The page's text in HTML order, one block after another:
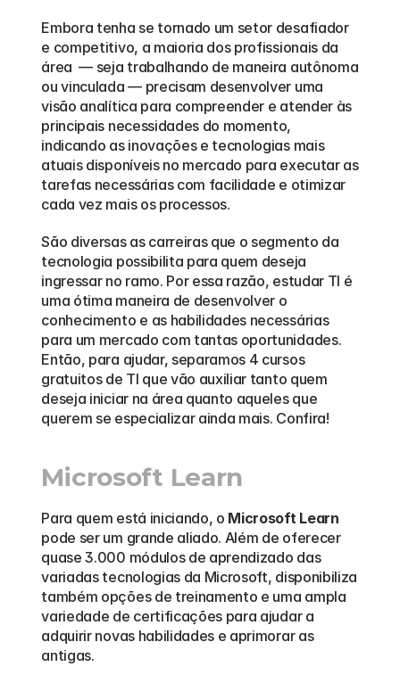
Embora tenha se tornado um setor desafiador
e competitivo, a maioria dos profissionais da
área  — seja trabalhando de maneira autônoma
ou vinculada — precisam desenvolver uma
visão analítica para compreender e atender às
principais necessidades do momento,
indicando as inovações e tecnologias mais
atuais disponíveis no mercado para executar as
tarefas necessárias com facilidade e otimizar
cada vez mais os processos.
São diversas as carreiras que o segmento da
tecnologia possibilita para quem deseja
ingressar no ramo. Por essa razão, estudar TI é
uma ótima maneira de desenvolver o
conhecimento e as habilidades necessárias
para um mercado com tantas oportunidades.
Então, para ajudar, separamos 4 cursos
gratuitos de TI que vão auxiliar tanto quem
deseja iniciar na área quanto aqueles que
querem se especializar ainda mais. Confira!
Microsoft Learn
Para quem está iniciando, o Microsoft Learn
pode ser um grande aliado. Além de oferecer
quase 3.000 módulos de aprendizado das
variadas tecnologias da Microsoft, disponibiliza
também opções de treinamento e uma ampla
variedade de certificações para ajudar a
adquirir novas habilidades e aprimorar as
antigas.